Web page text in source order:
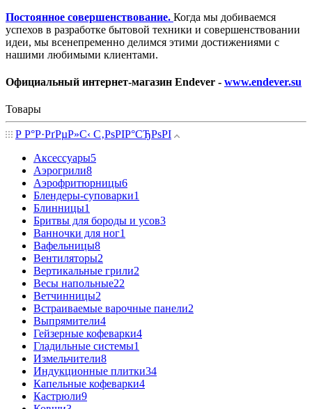
Постоянное совершенствование. Когда мы добиваемся
успехов в разработке бытовой техники и совершенствовании
идеи, мы всенепременно делимся этими достижениями с
нашими любимыми клиентами.
Официальный интернет-магазин Endever - www.endever.su
Товары
Р Р°Р·РґРµР»С‹ С‚РѕРІР°СЂРѕРІ
Аксессуары5
Аэрогрили8
Аэрофритюрницы6
Блендеры-суповарки1
Блинницы1
Бритвы для бороды и усов3
Ванночки для ног1
Вафельницы8
Вентиляторы2
Вертикальные грили2
Весы напольные22
Ветчинницы2
Встраиваемые варочные панели2
Выпрямители4
Гейзерные кофеварки4
Гладильные системы1
Измельчители8
Индукционные плитки34
Капельные кофеварки4
Кастрюли9